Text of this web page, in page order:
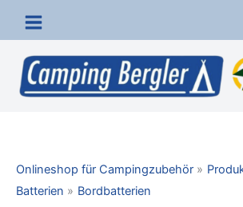
Inhalt
springen
Onlineshop für Campingzubehör
Batterien
Bordbatterien